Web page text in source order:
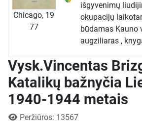
Chicago, 19
77
išgyvenimų
okupacijų
būdamas Kauno
augziliaras ,
ir asmeniniais
vieną tamsiausių
tarpsnių.
Knygos
Vysk.Vincentas
Katalikų bažnyčia
1940-1944 metais
Išsami informacija
Peržiūros: 13567